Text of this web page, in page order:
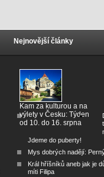
Nejnovější články
Kam za kulturou a na
výlety v Česku: Týden
od 10. do 16. srpna
Jdeme do puberty!
Mys dobrých nadějí:
Král hříšníků aneb jak je
míti Filipa